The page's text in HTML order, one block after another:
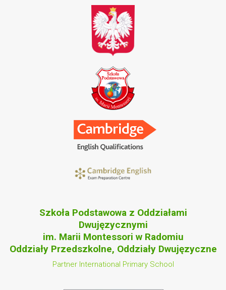
Szkoła Podstawowa z Oddziałami
Dwujęzycznymi
im. Marii Montessori w Radomiu
Oddziały Przedszkolne, Oddziały Dwujęzyczne
Partner International Primary School